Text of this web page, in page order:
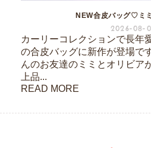
NEW合皮バッグ♡ミ
2026-08-
カーリーコレクションで長年
の合皮バッグに新作が登場で
んのお友達のミミとオリビア
上品...
READ MORE